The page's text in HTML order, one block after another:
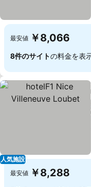
最安値 ￥8,066
8件のサイトの料金を表
人気施設
最安値 ￥8,288